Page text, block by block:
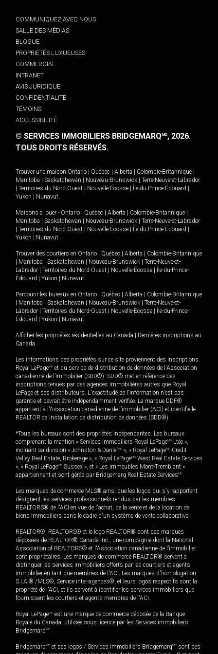
COMMUNIQUEZ AVEC NOUS
SALLE DES MÉDIAS
BLOGUE
PROPRIÉTÉS LUXUEUSES
COMMERCIAL
INTRANET
AVIS JURIDIQUE
CONFIDENTIALITÉ
TÉMOINS
ACCESSIBILITÉ
© SERVICES IMMOBILIERS BRIDGEMARQMD, 2026.
TOUS DROITS RÉSERVÉS.
Trouver une maison Ontario Québec Alberta Colombie-Britannique
Manitoba
Saskatchewan Nouveau-Brunswick
Terre-Neuve-et-Labrador
Territoires du Nord-Ouest Nouvelle-Écosse Île-du-Prince-Édouard
Yukon
Nunavut.
Maisons à louer - Ontario Québec Alberta Colombie-Britannique
Manitoba
Saskatchewan Nouveau-Brunswick
Terre-Neuve-et-Labrador
Territoires du Nord-Ouest Nouvelle-Écosse Île-du-Prince-Édouard
Yukon
Nunavut.
Trouver des courtiers en Ontario Québec Alberta
Colombie-Britannique
Manitoba Saskatchewan Nouveau-Brunswick
Terre-Neuve-et-
Labrador
Territoires du Nord-Ouest Nouvelle-Écosse
Île-du-Prince-
Édouard
Yukon Nunavut
Parcourir les bureaux en Ontario Québec Alberta
Colombie-Britannique
Manitoba Saskatchewan Nouveau-Brunswick
Terre-Neuve-et-
Labrador
Territoires du Nord-Ouest Nouvelle-Écosse
Île-du-Prince-
Édouard
Yukon Nunavut
Afficher les propriétés résidentielles au Canada
Dernières inscriptions au
Canada
Les informations des propriétés sur ce site proviennent des inscriptions
Royal LePageMD et du service de distribution de données de l'Association
canadienne de l’immobilier (SDD®). SDD® met en référence des
inscriptions tenues par des agences immobilières autres que Royal
LePage et ses distributeurs. L'exactitude de l'information n'est pas
garantie et devrait être indépendamment vérifiée. La marque DDF®
appartient à l'Association canadienne de l’immobilier (ACI) et identifie le
REALTOR.ca Installation de distribution de données (SDD®).
*Tous les bureaux sont des propriétés indépendantes. Les bureaux
comprenant la mention « Services immobiliers Royal LePageMD Ltée »,
incluant sa division « Johnston & Daniel MD », « Royal LePageMD Credit
Valley Real Estate, Brokerage », « Royal LePageMD West Real Estate Services
», « Royal LePageMD Sussex », et « Les immeubles Mont-Tremblant »
appartiennent et sont gérés par Bridgemarq Real Estate ServicesMD.
Les marques de commerce MLS® ainsi que les logos qui s'y rapportent
désignent les services professionnels rendus par les membres
REALTORS® de l'ACI en vue de l'achat, de la vente et de la location de
biens immobiliers dans le cadre d'un système de vente collaborative.
REALTOR®, REALTORS® et le logo REALTOR® sont des marques
déposées de REALTOR® Canada Inc., une compagnie dont la National
Association of REALTORS® et l'Association canadienne de l’immobilier
sont propriétaires. Les marques de commerce REALTOR® servent à
distinguer les services immobiliers offerts par les courtiers et agents
immobilier en tant que membres de l'ACI. Les marques d'homologation
S.I.A.® /MLS®, Service inter-agences®, et leurs logos respectifs sont la
propriété de l'ACI, et ils servent à identifier les services immobiliers que
fournissent les courtiers et agents membres de l'ACI.
Royal LePageMD est une marque de commerce déposée de la Banque
Royale du Canada, utilisée sous licence par les Services immobiliers
BridgemarqMD.
BridgemarqMD et ses logos / Services immobiliers BridgemarqMD sont des